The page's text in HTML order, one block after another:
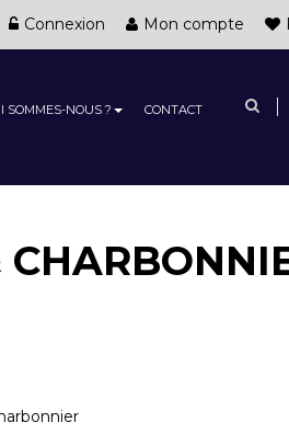
Connexion Mon compte
SOMMES-NOUS ? CONTACT